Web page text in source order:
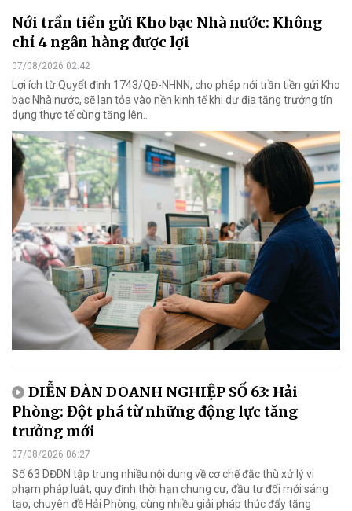
Nới trần tiền gửi Kho bạc Nhà nước: Không
chỉ 4 ngân hàng được lợi
07/08/2026 02:42
Lợi ích từ Quyết định 1743/QĐ-NHNN, cho phép nới trần tiền gửi Kho
bạc Nhà nước, sẽ lan tỏa vào nền kinh tế khi dư địa tăng trưởng tín
dụng thực tế cùng tăng lên..
DIỄN ĐÀN DOANH NGHIỆP SỐ 63: Hải
Phòng: Đột phá từ những động lực tăng
trưởng mới
07/08/2026 06:27
Số 63 DĐDN tập trung nhiều nội dung về cơ chế đặc thù xử lý vi
phạm pháp luật, quy định thời hạn chung cư, đầu tư đổi mới sáng
tạo, chuyên đề Hải Phòng, cùng nhiều giải pháp thúc đẩy tăng